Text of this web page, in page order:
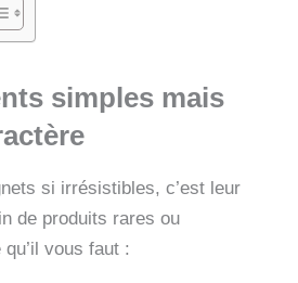
simples mais
si irrésistibles, c’est leur
de produits rares ou
vous faut :